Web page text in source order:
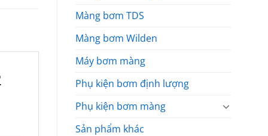
Màng bơm TDS
Màng bơm Wilden
Máy bơm màng
Phụ kiện bơm định lượng
Phụ kiện bơm màng
Sản phẩm khác